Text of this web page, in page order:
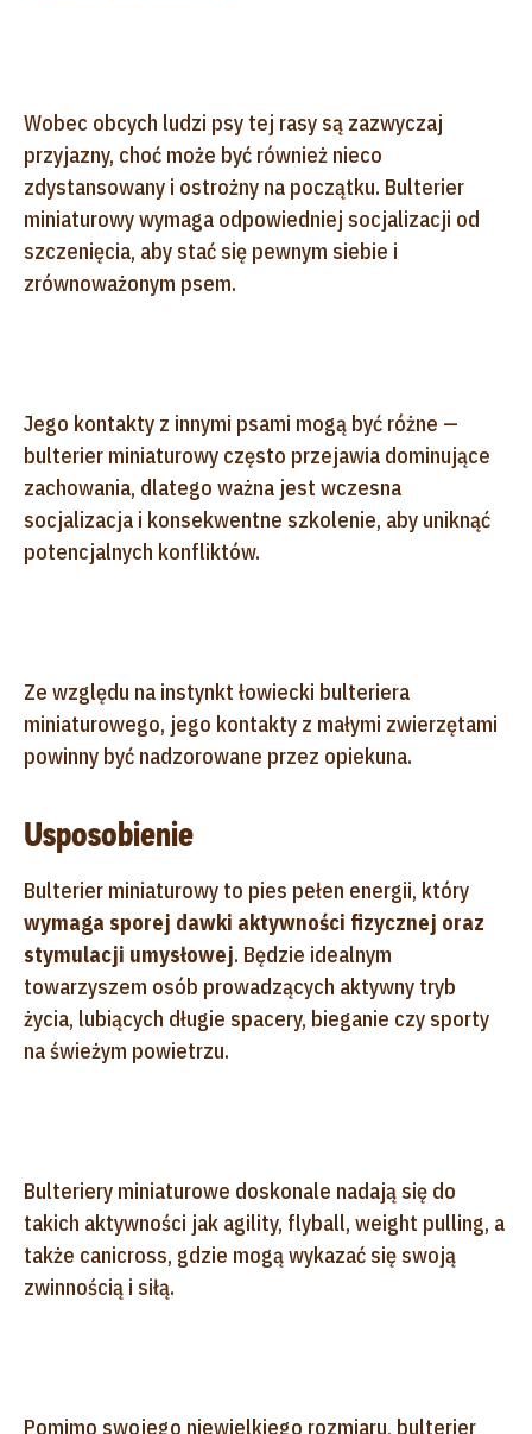
Wobec obcych ludzi psy tej rasy są zazwyczaj
przyjazny, choć może być również nieco
zdystansowany i ostrożny na początku. Bulterier
miniaturowy wymaga odpowiedniej socjalizacji od
szczenięcia, aby stać się pewnym siebie i
zrównoważonym psem.
Jego kontakty z innymi psami mogą być różne —
bulterier miniaturowy często przejawia dominujące
zachowania, dlatego ważna jest wczesna
socjalizacja i konsekwentne szkolenie, aby uniknąć
potencjalnych konfliktów.
Ze względu na instynkt łowiecki bulteriera
miniaturowego, jego kontakty z małymi zwierzętami
powinny być nadzorowane przez opiekuna.
Usposobienie
Bulterier miniaturowy to pies pełen energii, który
wymaga sporej dawki aktywności fizycznej oraz
stymulacji umysłowej. Będzie idealnym
towarzyszem osób prowadzących aktywny tryb
życia, lubiących długie spacery, bieganie czy sporty
na świeżym powietrzu.
Bulteriery miniaturowe doskonale nadają się do
takich aktywności jak agility, flyball, weight pulling, a
także canicross, gdzie mogą wykazać się swoją
zwinnością i siłą.
Pomimo swojego niewielkiego rozmiaru, bulterier